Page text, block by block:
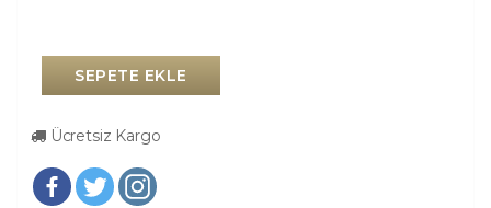
SEPETE EKLE
Ücretsiz Kargo